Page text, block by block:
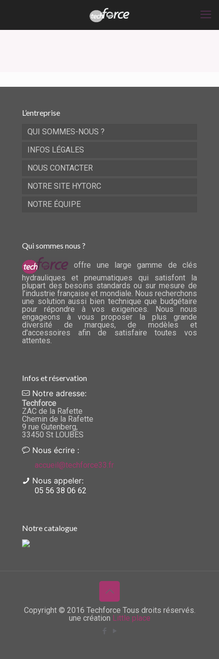
L’entreprise
QUI SOMMES-NOUS ?
INFOS LÉGALES
NOUS CONTACTER
NOTRE SITE HYTORC
NOTRE ÉQUIPE
Qui sommes nous ?
offre une large gamme de clés
hydrauliques et pneumatiques qui satisfont la
plupart des besoins standards ou sur mesure de
l’industrie française et mondiale. Nous recherchons
une solution aussi bien technique que budgétaire
pour répondre à vos exigences. Nous nous
engageons à vous proposer la plus grande
diversité de marques, de modèles et
d'accessoires afin de satisfaire toutes vos
attentes.
Infos et réservation
Notre adresse:
Techforce
ZAC de la Rafette
Chemin de la Rafette
9 rue Gutenberg,
33450 St LOUBES
Nous écrire :
accueil@techforce33.fr
Nous appeler:
05 56 38 06 62
Notre catalogue
Copyright © 2016 Techforce Tous droits réservés.
une création Little place